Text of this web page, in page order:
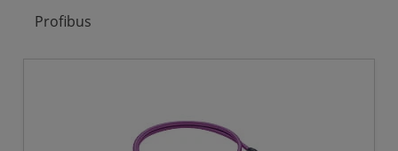
Profibus